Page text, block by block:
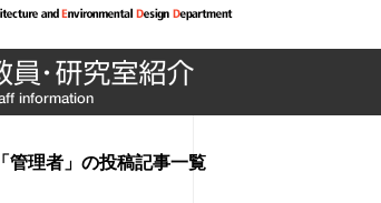
「管理者」の投稿記事一覧